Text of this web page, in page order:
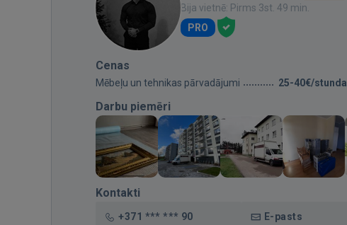
Bija vietnē: Pirms 3st. 49 min.
PRO
Cenas
Mēbeļu un tehnikas pārvadājumi 25-40€/stunda
Darbu piemēri
Kontakti
+371 *** *** 90 E-pasts